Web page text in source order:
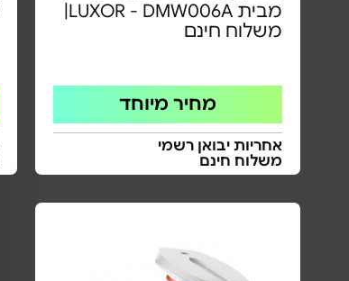
מבית LUXOR - DMW006A|
משלוח חינם
מחיר מיוחד
אחריות יבואן רשמי
משלוח חינם